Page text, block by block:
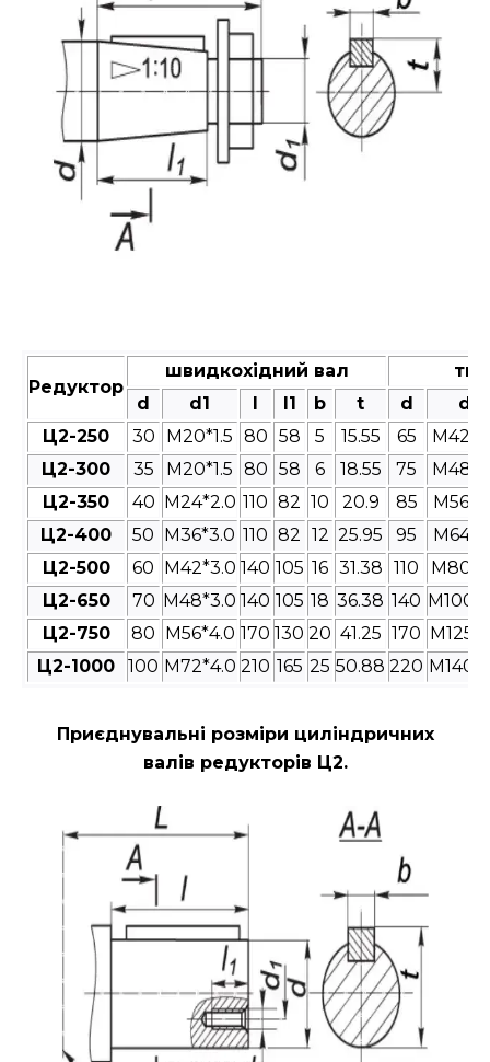
Редуктор
швидкохідний вал
d
d1 l1 b t d
d1
Ц2-250
30 M20*1.5 80 58 5 15.55 65
Ц2-300
35 M20*1.5 80 58 6 18.55 75
Ц2-350
40 M24*2.0 110 82 10 20.9 85
Ц2-400
50 M36*3.0 110 82 12 25.95 95
Ц2-500
60 M42*3.0 140 105 16 31.38 110
Ц2-650
70 M48*3.0 140 105 18 36.38 140
Ц2-750
80 M56*4.0 170 130 20 41.25 170
Ц2-1000
100 M72*4.0 210 165 25 50.88 220
Приєднувальні розміри циліндричних
валів редукторів Ц2.